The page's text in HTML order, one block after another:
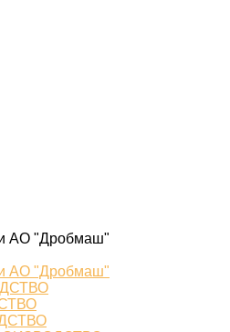
АО "Дробмаш"
АО "Дробмаш"